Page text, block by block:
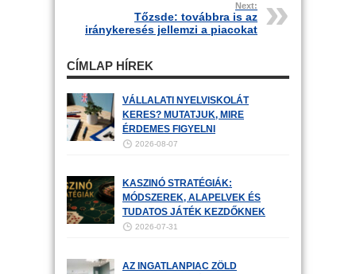
Next:
Tőzsde: továbbra is az
iránykeresés jellemzi a piacokat
CÍMLAP HÍREK
VÁLLALATI NYELVISKOLÁT
KERES? MUTATJUK, MIRE
ÉRDEMES FIGYELNI
2026-08-07
KASZINÓ STRATÉGIÁK:
MÓDSZEREK, ALAPELVEK ÉS
TUDATOS JÁTÉK KEZDŐKNEK
2026-07-31
AZ INGATLANPIAC ZÖLD